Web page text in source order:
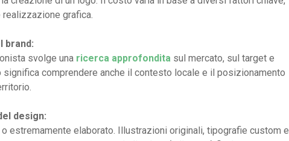
grafica.
brand:
svolge una ricerca approfondita sul mercato, sul target e
significa comprendere anche il contesto locale e il posizionamento
design:
estremamente elaborato. Illustrazioni originali, tipografie custom e